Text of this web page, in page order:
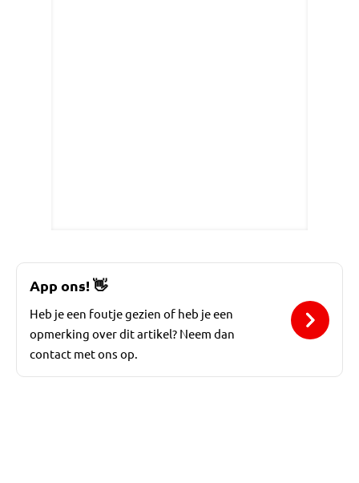
App ons!👋
Heb je een foutje gezien of heb je een
opmerking over dit artikel? Neem dan
contact met ons op.